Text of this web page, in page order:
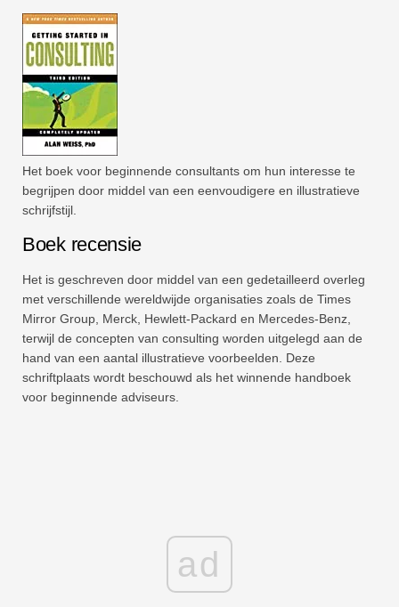
Het boek voor beginnende consultants om hun interesse te
begrijpen door middel van een eenvoudigere en illustratieve
schrijfstijl.
Boek recensie
Het is geschreven door middel van een gedetailleerd overleg
met verschillende wereldwijde organisaties zoals de Times
Mirror Group, Merck, Hewlett-Packard en Mercedes-Benz,
terwijl de concepten van consulting worden uitgelegd aan de
hand van een aantal illustratieve voorbeelden. Deze
schriftplaats wordt beschouwd als het winnende handboek
voor beginnende adviseurs.
ad